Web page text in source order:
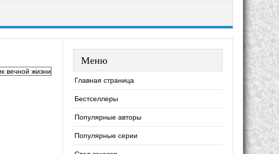
Меню
Главная страница
Бестселлеры
Популярные авторы
Популярные серии